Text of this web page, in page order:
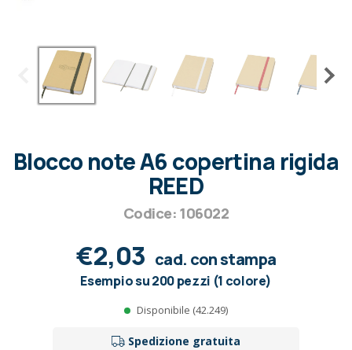
Blocco note A6 copertina rigida
REED
Codice: 106022
€2,03 cad. con stampa
Esempio su 200 pezzi (1 colore)
Disponibile (42.249)
Spedizione gratuita